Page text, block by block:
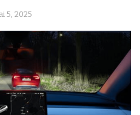
5, 2025